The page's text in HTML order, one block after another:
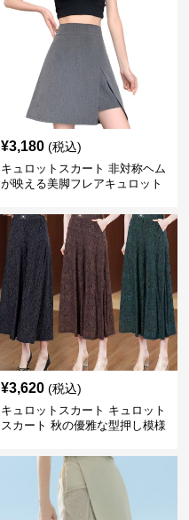
¥3,180 (税込)
キュロットスカート 非対称ヘム
が映える美脚フレアキュロット
¥3,620 (税込)
キュロットスカート キュロット
スカート 秋の優雅な型押し模様